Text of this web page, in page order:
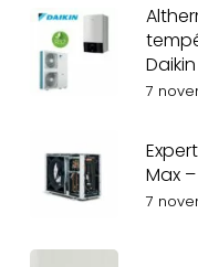
Daikin
7
Max
7